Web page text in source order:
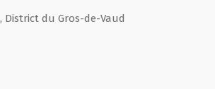
, District du Gros-de-Vaud